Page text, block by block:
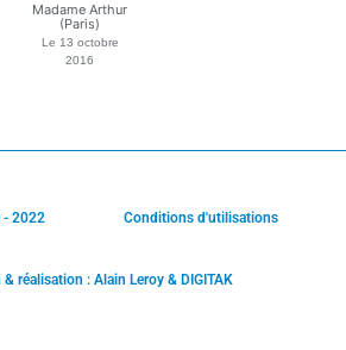
Madame Arthur
(Paris)
Le 13 octobre
2016
2022 Conditions d'utilisations
réalisation : Alain Leroy & DIGITAK